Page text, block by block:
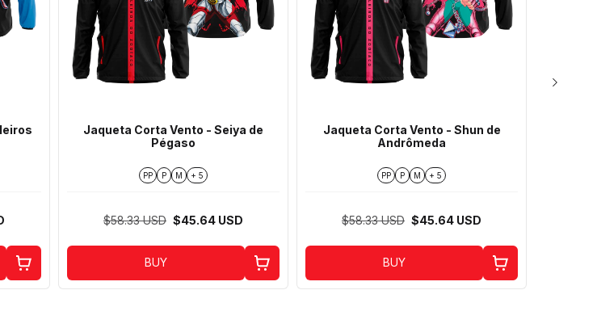
Jaqueta Corta Vento - Seiya de
Pégaso
PP P M + 5
$58.33 USD $45.64 USD
BUY
Jaqueta Corta Vento - Shun de
Andrômeda
PP P M + 5
$58.33 USD $45.64 USD
BUY